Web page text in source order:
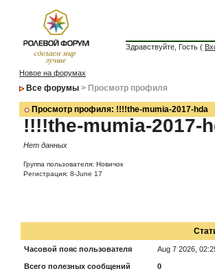
Здравствуйте, Гость (
Новое на форумах
Все форумы > Просмотр профиля
Просмотр профиля: !!!!the-mumia-2017-hda
!!!!the-mumia-2017-
Нет данных
Группа пользователя: Новичок
Регистрация: 8-June 17
Часовой пояс пользователя Aug 7 2026,
Всего полезных сообщений
0